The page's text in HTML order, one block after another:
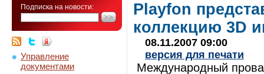
Подписка на новости:
Управление
документами
Playfon
коллекцию 3D
08.11.2007 09:00
версия для печати
Международный